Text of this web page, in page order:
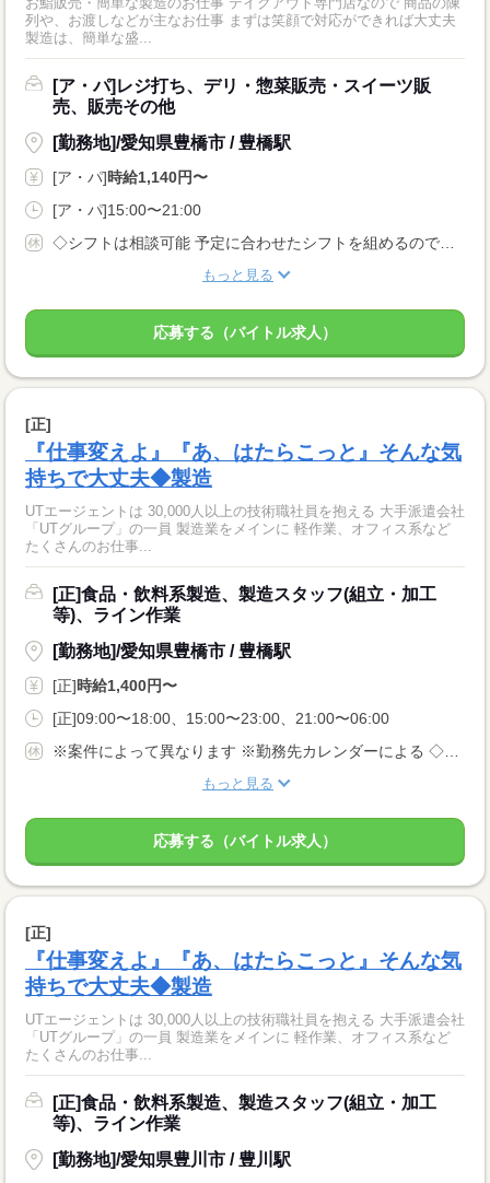
列や、お渡しなどが主なお仕事 まずは笑顔で対応ができれば大丈夫
製造は、簡単な盛...
[ア・パ]レジ打ち、デリ・惣菜販売・スイーツ販
売、販売その他
[勤務地]/愛知県豊橋市 / 豊橋駅
[ア・パ]時給1,140円〜
[ア・パ]15:00〜21:00
もっと見る
応募する（バイトル求人）
[正]
『仕事変えよ』『あ、はたらこっと』そんな気
持ちで大丈夫◆製造
UTエージェントは 30,000人以上の技術職社員を抱える 大手派遣会社
「UTグループ」の一員 製造業をメインに 軽作業、オフィス系など
たくさんのお仕事...
[正]食品・飲料系製造、製造スタッフ(組立・加工
等)、ライン作業
[勤務地]/愛知県豊橋市 / 豊橋駅
[正]時給1,400円〜
[正]09:00〜18:00、15:00〜23:00、21:00〜06:00
もっと見る
応募する（バイトル求人）
[正]
『仕事変えよ』『あ、はたらこっと』そんな気
持ちで大丈夫◆製造
UTエージェントは 30,000人以上の技術職社員を抱える 大手派遣会社
「UTグループ」の一員 製造業をメインに 軽作業、オフィス系など
たくさんのお仕事...
[正]食品・飲料系製造、製造スタッフ(組立・加工
等)、ライン作業
[勤務地]/愛知県豊川市 / 豊川駅